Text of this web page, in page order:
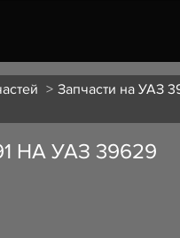
Запчасти на УАЗ
НА УАЗ 39629